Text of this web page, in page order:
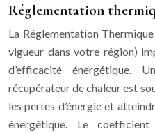
Réglementation
La Réglementation
vigueur dans votre région)
d’efficacité énergétique.
récupérateur de chaleur est
les pertes d’énergie et
énergétique. Le